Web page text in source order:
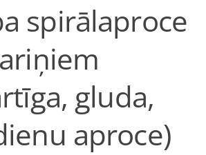
spirālaproce
gluda,
aproce)